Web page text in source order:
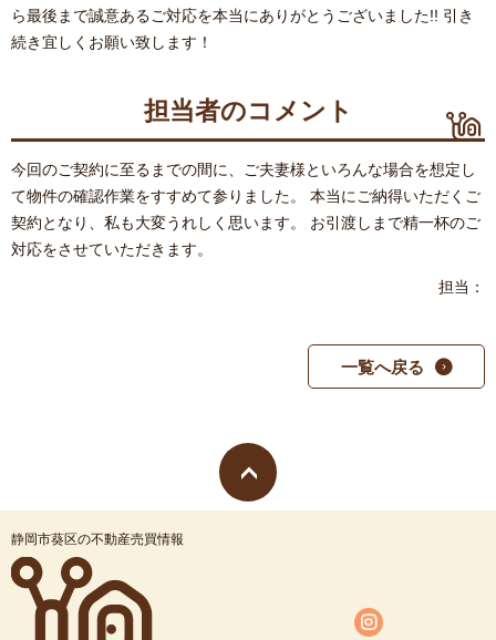
ら最後まで誠意あるご対応を本当にありがとうございました!! 引き
続き宜しくお願い致します！
担当者のコメント
今回のご契約に至るまでの間に、ご夫妻様といろんな場合を想定し
て物件の確認作業をすすめて参りました。 本当にご納得いただくご
契約となり、私も大変うれしく思います。 お引渡しまで精一杯のご
対応をさせていただきます。
担当：
一覧へ戻る
静岡市葵区の不動産売買情報